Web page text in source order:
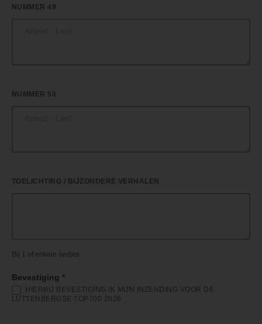
NUMMER 49
NUMMER 50
TOELICHTING / BIJZONDERE VERHALEN
Bij 1 of enkele liedjes
Bevestiging *
HIERBIJ BEVESTIGING IK MIJN INZENDING VOOR DE
LUTTENBERGSE TOP700 2026